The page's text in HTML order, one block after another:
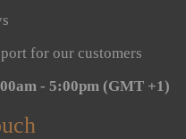
for our customers
- 5:00pm (GMT +1)